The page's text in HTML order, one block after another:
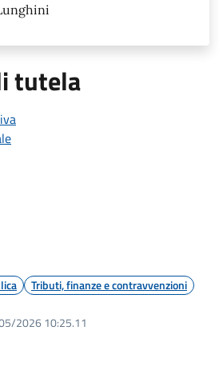
tutela
Tributi, finanze e contravvenzioni
2026 10:25.11